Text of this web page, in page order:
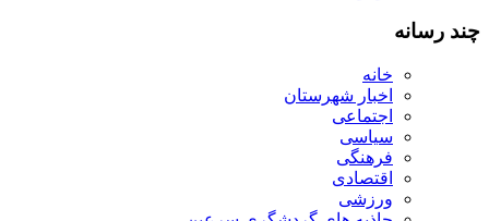
چند رسانه
خانه
اخبار شهرستان
اجتماعی
سیاسی
فرهنگی
اقتصادی
ورزشی